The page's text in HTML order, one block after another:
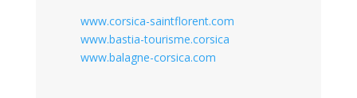
www.corsica-saintflorent.com
www.bastia-tourisme.corsica
www.balagne-corsica.com